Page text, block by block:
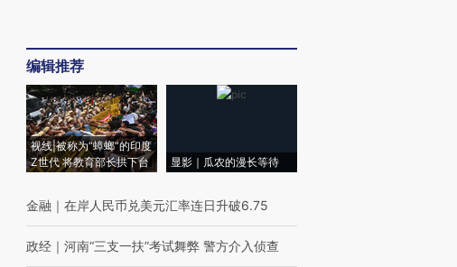
编辑推荐
视线|被称为“蟑螂”的印度
Z世代 将教育部长拱下台
显影｜瓜农的漫长等待
金融 ｜ 在岸人民币兑美元汇率连日升破6.75
政经 ｜ 河南“三支一扶”考试舞弊 警方介入侦查